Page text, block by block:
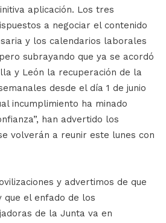
aplicación. Los tres
a negociar el contenido
y los calendarios laborales
subrayando que ya se acordó
y León la recuperación de la
desde el día 1 de junio
incumplimiento ha minado
han advertido los
volverán a reunir este lunes con
y advertimos de que
que el enfado de los
de la Junta va en